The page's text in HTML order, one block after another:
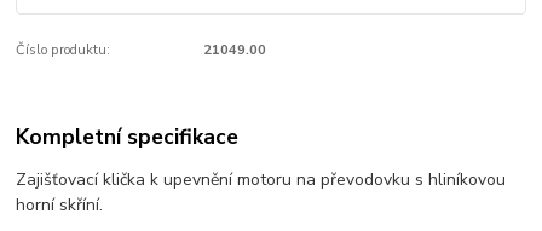
Číslo produktu: 21049.00
Kompletní specifikace
Zajišťovací klička k upevnění motoru na převodovku s hliníkovou
horní skříní.